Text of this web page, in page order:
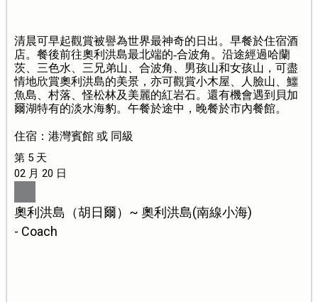
清晨可早起觀賞被譽為世界最神奇的日出。早餐於住宿酒
店。餐後前往奧利洪島最北端的-合波角。沿途經過哈蘭
茨、三色水、三兄弟山、合波角、男孩山和女孩山，可盡
情地欣賞奧利洪島的美景，亦可觀賞小木屋、人臉山、鱷
魚島、村落、怪松林及美麗的紅岩石。還有機會遇到貝加
爾湖特有的淡水海豹。午餐於途中，晚餐於市內餐館。
住宿：港灣賓館 或 同級
第 5 天
02 月 20 日
奧利洪島（胡日爾）~ 奧利洪島(南線小海)
- Coach